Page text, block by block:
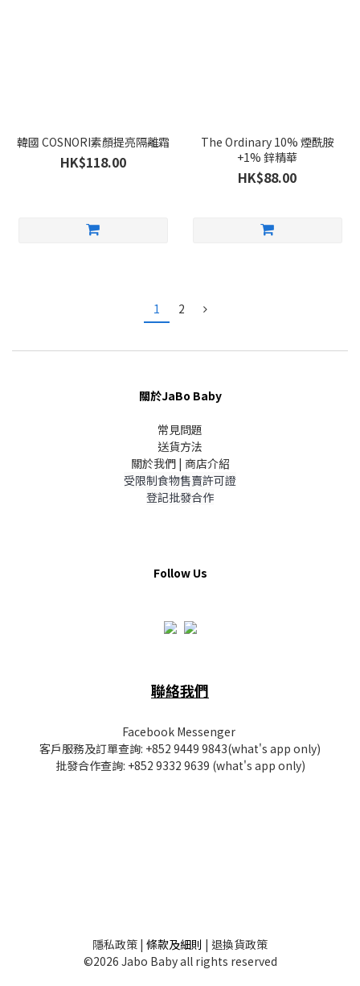
韓國 COSNORI素顏提亮隔離霜
HK$118.00
The Ordinary 10% 煙酰胺
+1% 鋅精華
HK$88.00
1 2
關於JaBo Baby
常見問題
送貨方法
關於我們 | 商店介紹
受限制食物售賣許可證
登記批發合作
Follow Us
聯絡我們
Facebook Messenger
客戶服務及訂單查詢: +852 9449 9843(what's app only)
批發合作查詢: +852 9332 9639 (what's app only)
隱私政策 | 條款及細則 | 退換貨政策
©2026 Jabo Baby all rights reserved